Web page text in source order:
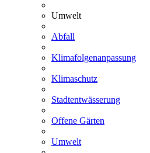
Umwelt
Abfall
Klimafolgenanpassung
Klimaschutz
Stadtentwässerung
Offene Gärten
Umwelt